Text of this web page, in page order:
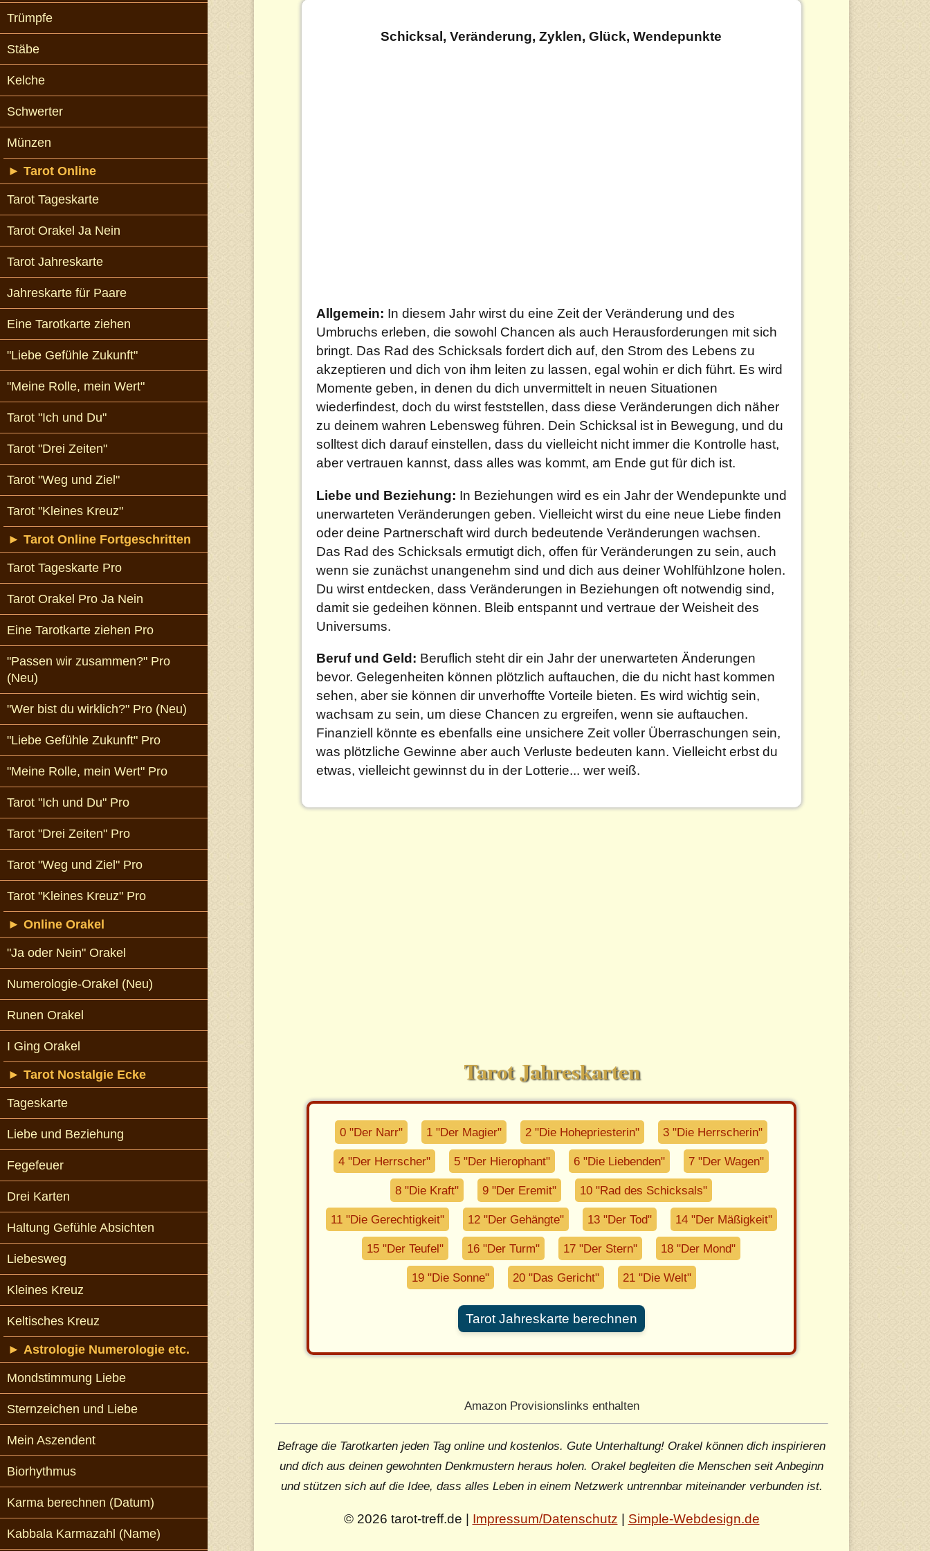
Schicksal, Veränderung, Zyklen, Glück, Wendepunkte
Allgemein: In diesem Jahr wirst du eine Zeit der Veränderung und des
Umbruchs erleben, die sowohl Chancen als auch Herausforderungen mit sich
bringt. Das Rad des Schicksals fordert dich auf, den Strom des Lebens zu
akzeptieren und dich von ihm leiten zu lassen, egal wohin er dich führt. Es wird
Momente geben, in denen du dich unvermittelt in neuen Situationen
wiederfindest, doch du wirst feststellen, dass diese Veränderungen dich näher
zu deinem wahren Lebensweg führen. Dein Schicksal ist in Bewegung, und du
solltest dich darauf einstellen, dass du vielleicht nicht immer die Kontrolle hast,
aber vertrauen kannst, dass alles was kommt, am Ende gut für dich ist.
Liebe und Beziehung: In Beziehungen wird es ein Jahr der Wendepunkte und
unerwarteten Veränderungen geben. Vielleicht wirst du eine neue Liebe finden
oder deine Partnerschaft wird durch bedeutende Veränderungen wachsen.
Das Rad des Schicksals ermutigt dich, offen für Veränderungen zu sein, auch
wenn sie zunächst unangenehm sind und dich aus deiner Wohlfühlzone holen.
Du wirst entdecken, dass Veränderungen in Beziehungen oft notwendig sind,
damit sie gedeihen können. Bleib entspannt und vertraue der Weisheit des
Universums.
Beruf und Geld: Beruflich steht dir ein Jahr der unerwarteten Änderungen
bevor. Gelegenheiten können plötzlich auftauchen, die du nicht hast kommen
sehen, aber sie können dir unverhoffte Vorteile bieten. Es wird wichtig sein,
wachsam zu sein, um diese Chancen zu ergreifen, wenn sie auftauchen.
Finanziell könnte es ebenfalls eine unsichere Zeit voller Überraschungen sein,
was plötzliche Gewinne aber auch Verluste bedeuten kann. Vielleicht erbst du
etwas, vielleicht gewinnst du in der Lotterie... wer weiß.
Tarot Jahreskarten
0 "Der Narr" 1 "Der Magier" 2 "Die Hohepriesterin" 3 "Die Herrscherin"
4 "Der Herrscher" 5 "Der Hierophant" 6 "Die Liebenden" 7 "Der Wagen"
8 "Die Kraft" 9 "Der Eremit" 10 "Rad des Schicksals"
11 "Die Gerechtigkeit" 12 "Der Gehängte" 13 "Der Tod" 14 "Der Mäßigkeit"
15 "Der Teufel" 16 "Der Turm" 17 "Der Stern" 18 "Der Mond"
19 "Die Sonne" 20 "Das Gericht" 21 "Die Welt"
Tarot Jahreskarte berechnen
Amazon Provisionslinks enthalten
Befrage die Tarotkarten jeden Tag online und kostenlos. Gute Unterhaltung! Orakel können dich inspirieren
und dich aus deinen gewohnten Denkmustern heraus holen. Orakel begleiten die Menschen seit Anbeginn
und stützen sich auf die Idee, dass alles Leben in einem Netzwerk untrennbar miteinander verbunden ist.
© 2026 tarot-treff.de | Impressum/Datenschutz | Simple-Webdesign.de
Trümpfe
Stäbe
Kelche
Schwerter
Münzen
► Tarot Online
Tarot Tageskarte
Tarot Orakel Ja Nein
Tarot Jahreskarte
Jahreskarte für Paare
Eine Tarotkarte ziehen
"Liebe Gefühle Zukunft"
"Meine Rolle, mein Wert"
Tarot "Ich und Du"
Tarot "Drei Zeiten"
Tarot "Weg und Ziel"
Tarot "Kleines Kreuz"
► Tarot Online Fortgeschritten
Tarot Tageskarte Pro
Tarot Orakel Pro Ja Nein
Eine Tarotkarte ziehen Pro
"Passen wir zusammen?" Pro
(Neu)
"Wer bist du wirklich?" Pro (Neu)
"Liebe Gefühle Zukunft" Pro
"Meine Rolle, mein Wert" Pro
Tarot "Ich und Du" Pro
Tarot "Drei Zeiten" Pro
Tarot "Weg und Ziel" Pro
Tarot "Kleines Kreuz" Pro
► Online Orakel
"Ja oder Nein" Orakel
Numerologie-Orakel (Neu)
Runen Orakel
I Ging Orakel
► Tarot Nostalgie Ecke
Tageskarte
Liebe und Beziehung
Fegefeuer
Drei Karten
Haltung Gefühle Absichten
Liebesweg
Kleines Kreuz
Keltisches Kreuz
► Astrologie Numerologie etc.
Mondstimmung Liebe
Sternzeichen und Liebe
Mein Aszendent
Biorhythmus
Karma berechnen (Datum)
Kabbala Karmazahl (Name)